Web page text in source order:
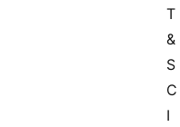
T
&
S
C
I